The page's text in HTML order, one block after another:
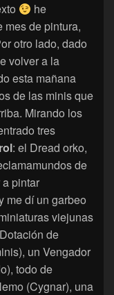
he
mes de pintura,
otro lado, dado
volver a la
esta mañana
de las minis que
Mirando los
tres
: el Dread orko,
de
pintar
me dí un garbeo
viejunas
de
un Vengador
todo de
(Cygnar), una